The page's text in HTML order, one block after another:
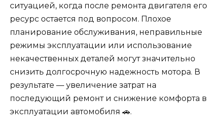
ситуацией, когда после ремонта двигателя его
ресурс остается под вопросом. Плохое
планирование обслуживания, неправильные
режимы эксплуатации или использование
некачественных деталей могут значительно
снизить долгосрочную надежность мотора. В
результате — увеличение затрат на
последующий ремонт и снижение комфорта в
эксплуатации автомобиля 🚗.